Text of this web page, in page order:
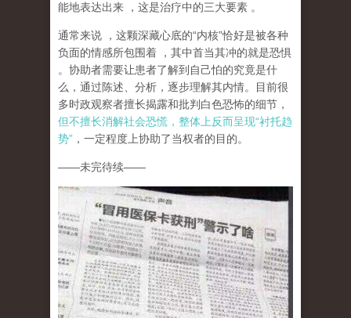
能地表达出来
，这是治疗中的三大要素 。
通常来说 ，这颗深藏心底的“内核”恰好是被各种
负面的情感所包围着
，其中首当其冲的就是恐惧
。协助者需要让患者了解到自己怕的究竟是什
么，通过陈述、分析，逐步理解其内情。目前很
多时政观察者擅长揭露和批判白色恐怖的细节，
但不擅长消解社会恐慌，整体上反而呈现“衬托趋
势” ，一定程度上协助了当权者的目的。
——未完待续——